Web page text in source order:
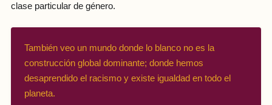
clase particular de género.
También veo un mundo donde lo blanco no es la
construcción global dominante; donde hemos
desaprendido el racismo y existe igualdad en todo el
planeta.